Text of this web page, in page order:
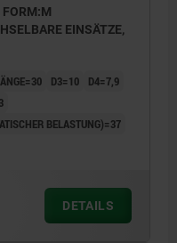
FORM:M
EINSÄTZE,
D3=10
D4=7,9
BELASTUNG)=37
DETAILS